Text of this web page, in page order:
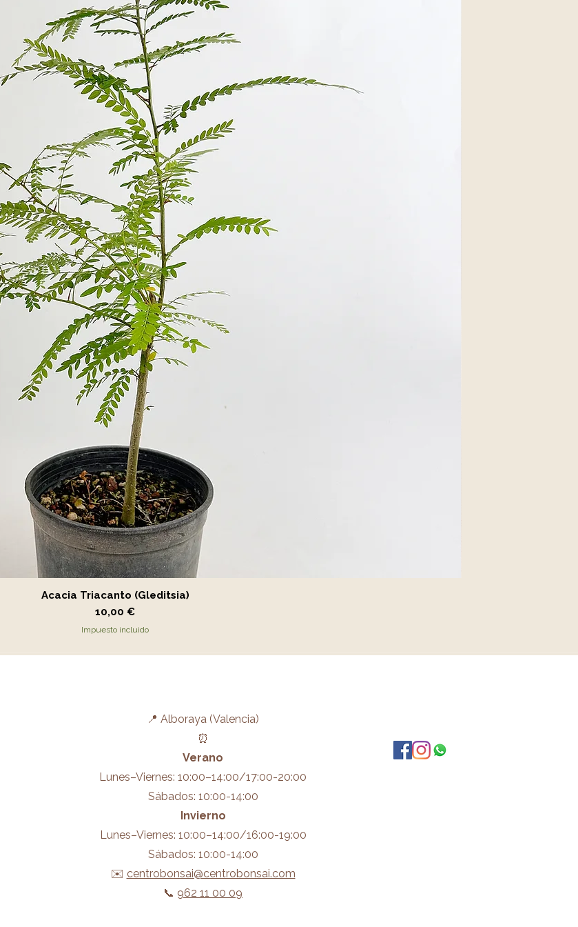
Vista rápida
Acacia Triacanto (Gleditsia)
Precio
10,00 €
Impuesto incluido
📍 Alboraya (Valencia)
⏰
Verano
Lunes–Viernes: 10:00–14:00/17:00-20:00
Sábados: 10:00-14:00
Invierno
Lunes–Viernes: 10:00–14:00/16:00-19:00
Sábados: 10:00-14:00
✉️ centrobonsai@centrobonsai.com
📞 962 11 00 09